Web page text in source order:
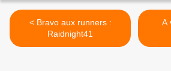
< Bravo aux runners :
Raidnight41